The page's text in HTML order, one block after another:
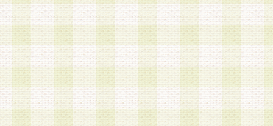
第4条 ログインIDおよびパスワードの管理
1.会員は、会員登録後、本サイト内にて本サービ
加する際には、前条に基づき当社から付与された
スワードを使用するものとします。
2.登録の際に当社が付与したログインIDおよびパ
の使用に関しては、全て会員本人がその責任を負
3.会員は、当社から付与されたログインIDおよび